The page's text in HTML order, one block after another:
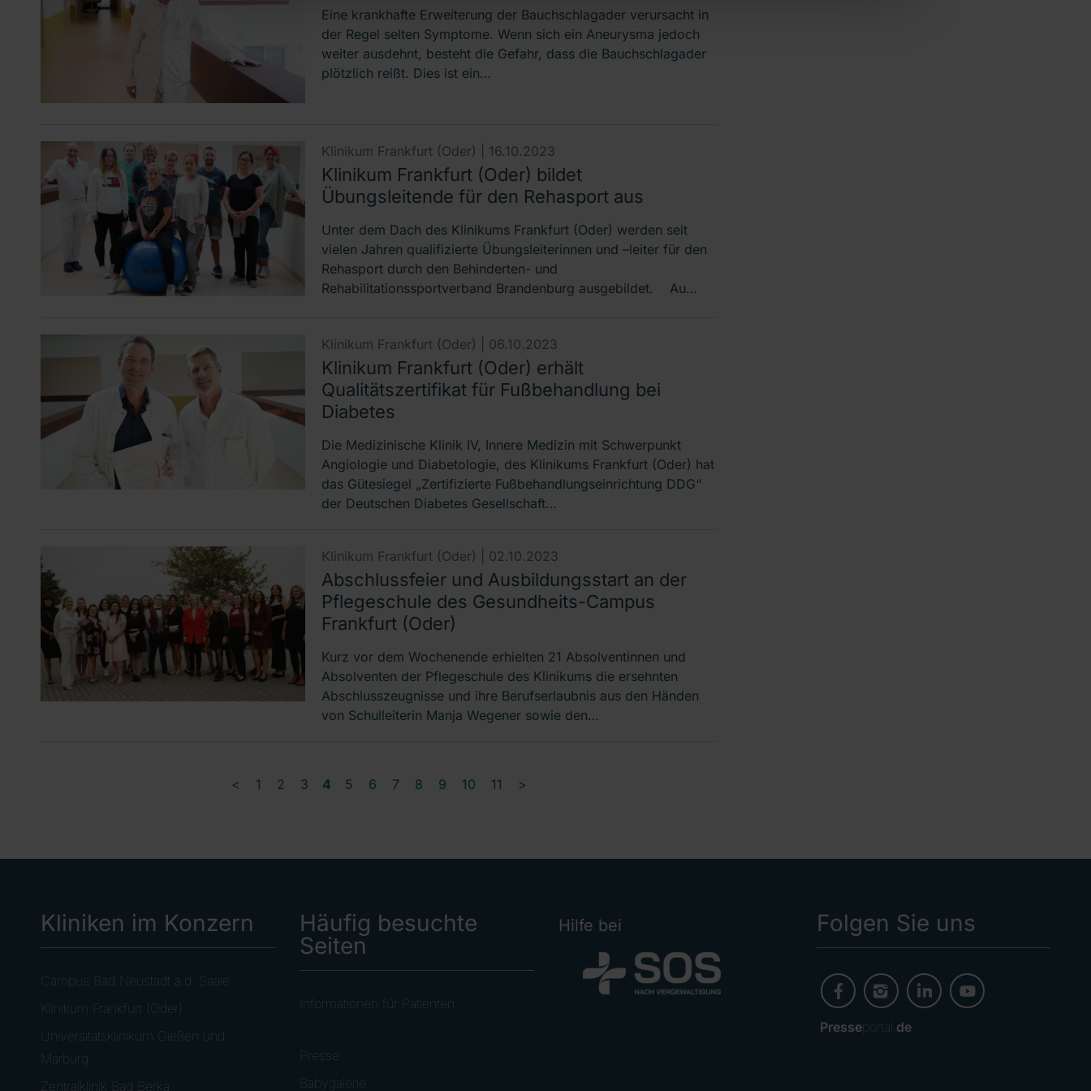
Eine krankhafte Erweiterung der Bauchschlagader verursacht in
der Regel selten Symptome. Wenn sich ein Aneurysma jedoch
weiter ausdehnt, besteht die Gefahr, dass die Bauchschlagader
plötzlich reißt. Dies ist ein…
Klinikum Frankfurt (Oder) | 16.10.2023
Klinikum Frankfurt (Oder) bildet
Übungsleitende für den Rehasport aus
Unter dem Dach des Klinikums Frankfurt (Oder) werden seit
vielen Jahren qualifizierte Übungsleiterinnen und –leiter für den
Rehasport durch den Behinderten- und
Rehabilitationssportverband Brandenburg ausgebildet. Au…
Klinikum Frankfurt (Oder) | 06.10.2023
Klinikum Frankfurt (Oder) erhält
Qualitätszertifikat für Fußbehandlung bei
Diabetes
Die Medizinische Klinik IV, Innere Medizin mit Schwerpunkt
Angiologie und Diabetologie, des Klinikums Frankfurt (Oder) hat
das Gütesiegel „Zertifizierte Fußbehandlungseinrichtung DDG“
der Deutschen Diabetes Gesellschaft…
Klinikum Frankfurt (Oder) | 02.10.2023
Abschlussfeier und Ausbildungsstart an der
Pflegeschule des Gesundheits-Campus
Frankfurt (Oder)
Kurz vor dem Wochenende erhielten 21 Absolventinnen und
Absolventen der Pflegeschule des Klinikums die ersehnten
Abschlusszeugnisse und ihre Berufserlaubnis aus den Händen
von Schulleiterin Manja Wegener sowie den…
< 1 2 3 4 5 6 7 8 9 10 11 >
Kliniken im Konzern
Campus Bad Neustadt a.d. Saale
Klinikum Frankfurt (Oder)
Universitätsklinikum Gießen und
Marburg
Zentralklinik Bad Berka
Häufig besuchte
Seiten
Informationen für Patienten
Presse
Babygalerie
Hilfe bei Folgen Sie uns
Presseportal. de